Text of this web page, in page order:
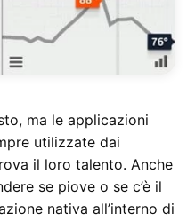
ma le applicazioni
utilizzate dai
il loro talento. Anche
se piove o se c’è il
nativa all’interno di